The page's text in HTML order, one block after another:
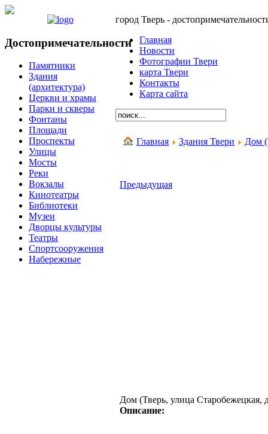
Достопримечательности
Памятники
Здания
(архитектура)
Церкви и храмы
Парки и скверы
Фонтаны
Площади
Проспекты
Улицы
Мосты
Реки
Вокзалы
Кинотеатры
Библиотеки
Музеи
Дворцы культуры
Театры
Спортсооружения
Набережные
город Тверь -
Главная
Новости
Фотографии Твери
карта Твери
Контакты
Карта сайта
Главная Здания Твери Дом
Предыдущая
Дом (Тверь, улица Старобежецкая,
Описание: